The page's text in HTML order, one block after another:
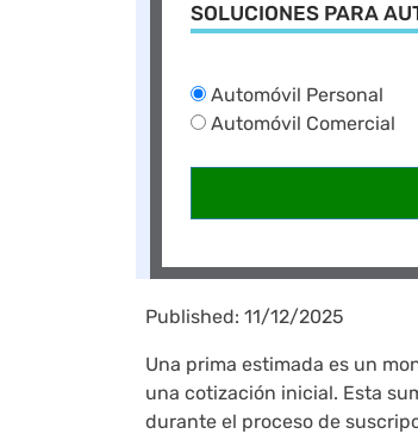
SOLUCIONES PARA
Automóvil Personal
Automóvil Comercial
Published: 11/12/2025
Una prima estimada es un
una cotización inicial. Esta
durante el proceso de